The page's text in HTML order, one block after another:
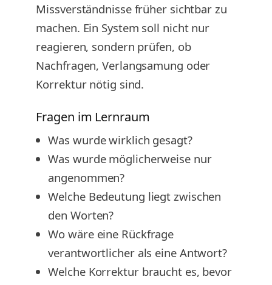
Missverständnisse früher sichtbar zu
machen. Ein System soll nicht nur
reagieren, sondern prüfen, ob
Nachfragen, Verlangsamung oder
Korrektur nötig sind.
Fragen im Lernraum
Was wurde wirklich gesagt?
Was wurde möglicherweise nur
angenommen?
Welche Bedeutung liegt zwischen
den Worten?
Wo wäre eine Rückfrage
verantwortlicher als eine Antwort?
Welche Korrektur braucht es, bevor